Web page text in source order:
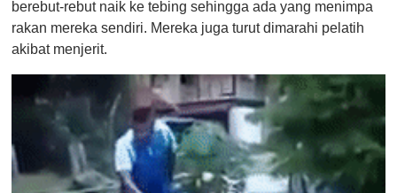
berebut-rebut naik ke tebing sehingga ada yang menimpa
rakan mereka sendiri. Mereka juga turut dimarahi pelatih
akibat menjerit.